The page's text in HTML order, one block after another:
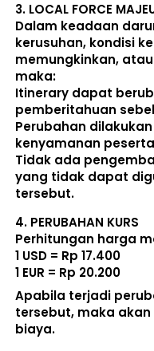
3. LOCAL FORCE
Dalam keadaan
kerusuhan, kondisi
memungkinkan,
maka:
Itinerary dapat
pemberitahuan
Perubahan
kenyamanan
Tidak ada
yang tidak dapat
tersebut.
4. PERUBAHAN KURS
Perhitungan harga
1 USD = Rp 17.400
1 EUR = Rp 20.200
Apabila terjadi
tersebut, maka
biaya.